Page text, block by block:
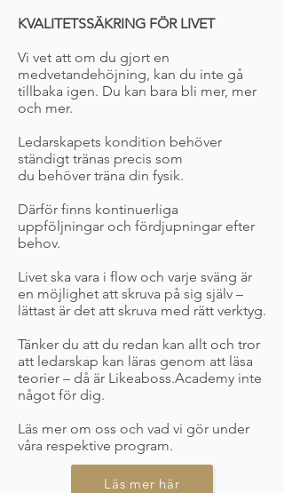
KVALITETSSÄKRING FÖR LIVET
Vi vet att om du gjort en
medvetandehöjning, kan du inte gå
tillbaka igen. Du kan bara bli mer, mer
och mer.
Ledarskapets kondition behöver
ständigt tränas precis som
du behöver träna din fysik.
Därför finns kontinuerliga
uppföljningar och fördjupningar efter
behov.
Livet ska vara i flow och varje sväng är
en möjlighet att skruva på sig själv –
lättast är det att skruva med rätt verktyg.
Tänker du att du redan kan allt och tror
att ledarskap kan läras genom att läsa
teorier – då är Likeaboss.Academy inte
något för dig.
Läs mer om oss och vad vi gör under
våra respektive program.
Läs mer här